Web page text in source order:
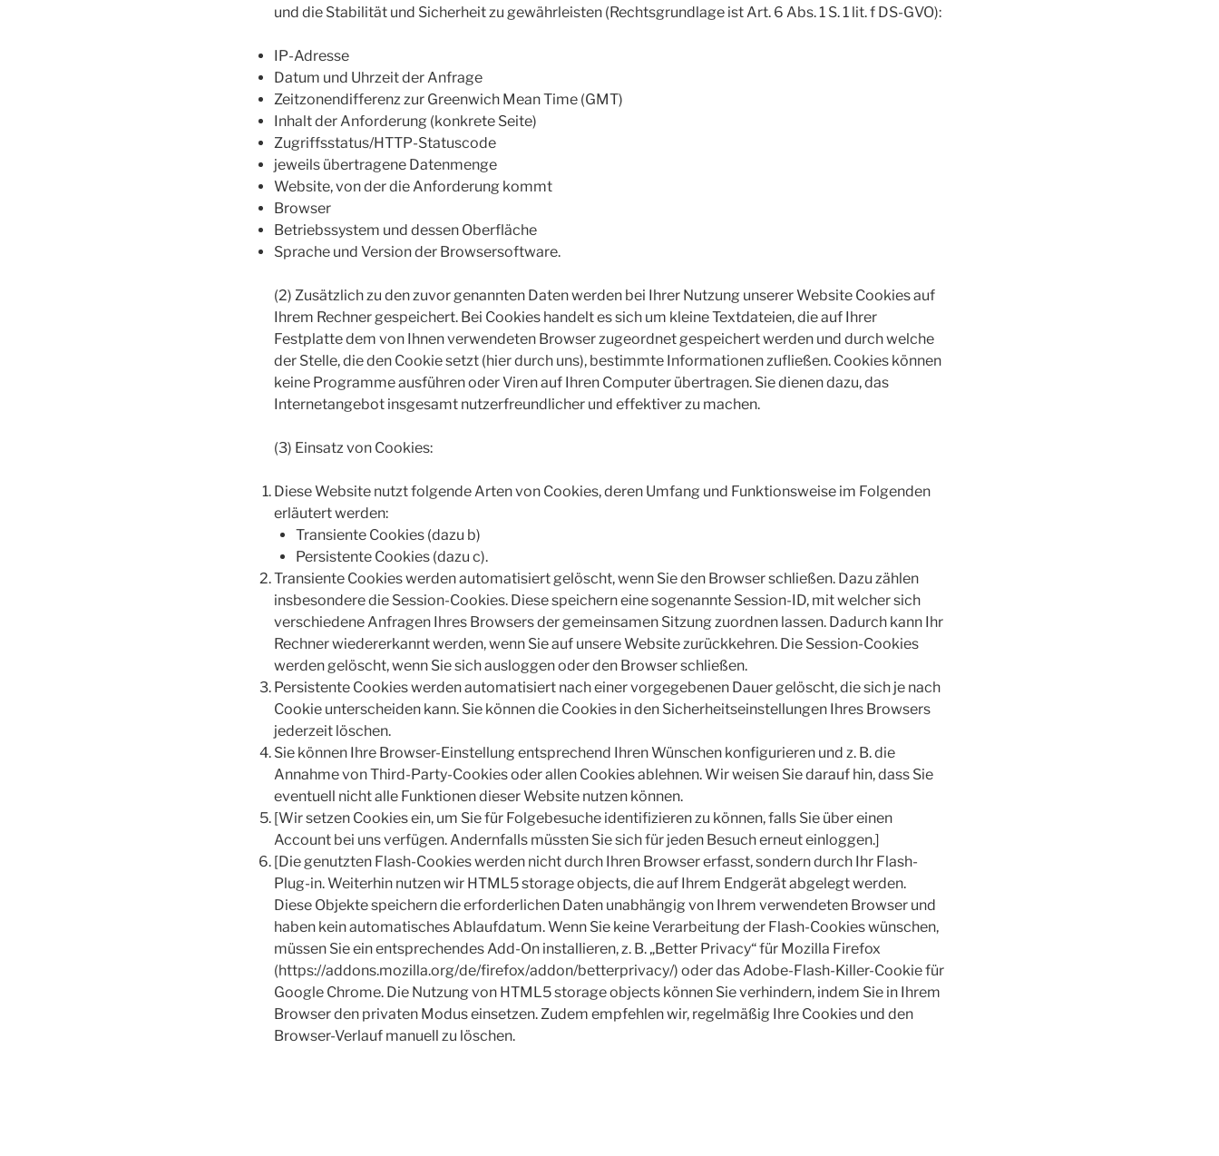
und die Stabilität und Sicherheit zu gewährleisten (Rechtsgrundlage ist Art. 6 Abs. 1 S. 1 lit. f DS-GVO):
IP-Adresse
Datum und Uhrzeit der Anfrage
Zeitzonendifferenz zur Greenwich Mean Time (GMT)
Inhalt der Anforderung (konkrete Seite)
Zugriffsstatus/HTTP-Statuscode
jeweils übertragene Datenmenge
Website, von der die Anforderung kommt
Browser
Betriebssystem und dessen Oberfläche
Sprache und Version der Browsersoftware.
(2) Zusätzlich zu den zuvor genannten Daten werden bei Ihrer Nutzung unserer Website Cookies auf
Ihrem Rechner gespeichert. Bei Cookies handelt es sich um kleine Textdateien, die auf Ihrer
Festplatte dem von Ihnen verwendeten Browser zugeordnet gespeichert werden und durch welche
der Stelle, die den Cookie setzt (hier durch uns), bestimmte Informationen zufließen. Cookies können
keine Programme ausführen oder Viren auf Ihren Computer übertragen. Sie dienen dazu, das
Internetangebot insgesamt nutzerfreundlicher und effektiver zu machen.
(3) Einsatz von Cookies:
Diese Website nutzt folgende Arten von Cookies, deren Umfang und Funktionsweise im Folgenden
erläutert werden:
Transiente Cookies (dazu b)
Persistente Cookies (dazu c).
Transiente Cookies werden automatisiert gelöscht, wenn Sie den Browser schließen. Dazu zählen
insbesondere die Session-Cookies. Diese speichern eine sogenannte Session-ID, mit welcher sich
verschiedene Anfragen Ihres Browsers der gemeinsamen Sitzung zuordnen lassen. Dadurch kann Ihr
Rechner wiedererkannt werden, wenn Sie auf unsere Website zurückkehren. Die Session-Cookies
werden gelöscht, wenn Sie sich ausloggen oder den Browser schließen.
Persistente Cookies werden automatisiert nach einer vorgegebenen Dauer gelöscht, die sich je nach
Cookie unterscheiden kann. Sie können die Cookies in den Sicherheitseinstellungen Ihres Browsers
jederzeit löschen.
Sie können Ihre Browser-Einstellung entsprechend Ihren Wünschen konfigurieren und z. B. die
Annahme von Third-Party-Cookies oder allen Cookies ablehnen. Wir weisen Sie darauf hin, dass Sie
eventuell nicht alle Funktionen dieser Website nutzen können.
[Wir setzen Cookies ein, um Sie für Folgebesuche identifizieren zu können, falls Sie über einen
Account bei uns verfügen. Andernfalls müssten Sie sich für jeden Besuch erneut einloggen.]
[Die genutzten Flash-Cookies werden nicht durch Ihren Browser erfasst, sondern durch Ihr Flash-
Plug-in. Weiterhin nutzen wir HTML5 storage objects, die auf Ihrem Endgerät abgelegt werden.
Diese Objekte speichern die erforderlichen Daten unabhängig von Ihrem verwendeten Browser und
haben kein automatisches Ablaufdatum. Wenn Sie keine Verarbeitung der Flash-Cookies wünschen,
müssen Sie ein entsprechendes Add-On installieren, z. B. „Better Privacy“ für Mozilla Firefox
(https://addons.mozilla.org/de/firefox/addon/betterprivacy/) oder das Adobe-Flash-Killer-Cookie für
Google Chrome. Die Nutzung von HTML5 storage objects können Sie verhindern, indem Sie in Ihrem
Browser den privaten Modus einsetzen. Zudem empfehlen wir, regelmäßig Ihre Cookies und den
Browser-Verlauf manuell zu löschen.